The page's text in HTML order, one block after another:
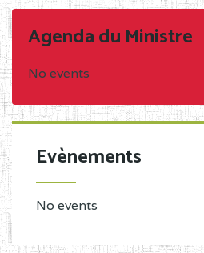
Agenda du Ministre
No events
Evènements
No events